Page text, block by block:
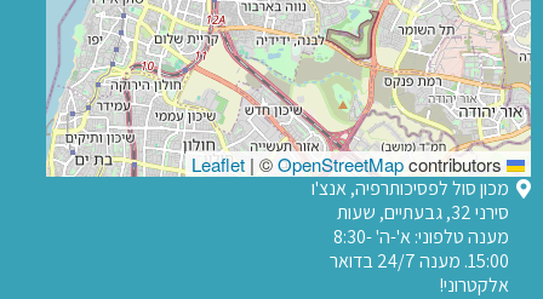
| ©OpenStreetMapcontributors
מכון סול לפסיכותרפיה, אנצ'ו
סירני 32, גבעתיים, שעות
מענה טלפוני: א'-ה' 8:30-
15:00. מענה 24/7 בדואר
אלקטרוני!